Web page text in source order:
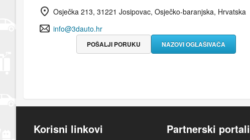
Osječka 213, 31221 Josipovac, Osječko-baranjska, Hrvatska
info@3dauto.hr
NAZOVI OGLAŠIVAČA
POŠALJI PORUKU
Korisni linkovi Partnerski portali